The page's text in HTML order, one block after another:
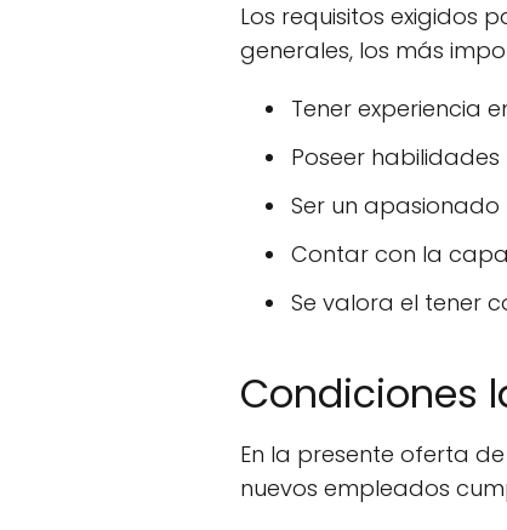
Los requisitos exigidos
generales, los más
Tener experiencia
Poseer
Ser un
Contar con la
Se valora el tener
Condiciones
En la presente oferta
nuevos empleados